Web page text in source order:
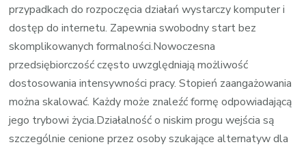
przypadkach do rozpoczęcia działań wystarczy komputer i
dostęp do internetu. Zapewnia swobodny start bez
skomplikowanych formalności.Nowoczesna
przedsiębiorczość często uwzględniają możliwość
dostosowania intensywności pracy. Stopień zaangażowania
można skalować. Każdy może znaleźć formę odpowiadającą
jego trybowi życia.Działalność o niskim progu wejścia są
szczególnie cenione przez osoby szukające alternatyw dla